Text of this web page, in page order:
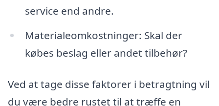
service end andre.
Materialeomkostninger: Skal der
købes beslag eller andet tilbehør?
Ved at tage disse faktorer i betragtning vil
du være bedre rustet til at træffe en